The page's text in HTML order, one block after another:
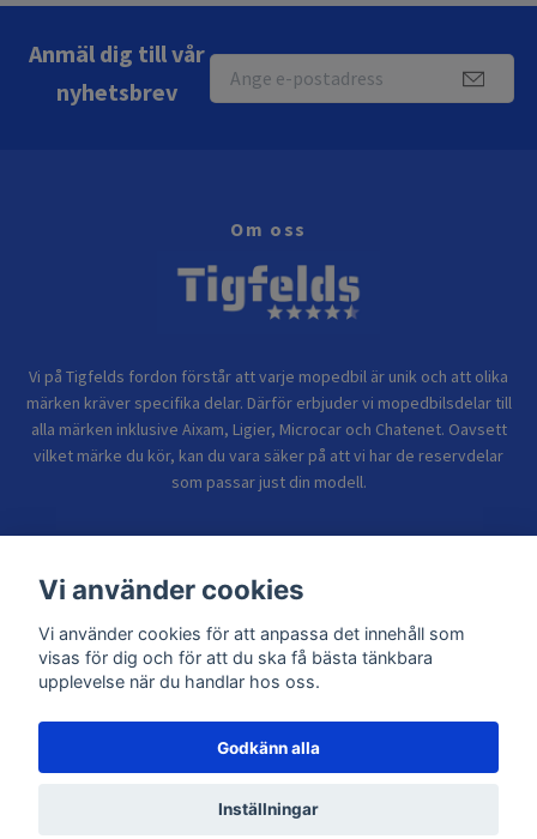
Anmäl dig till vår
nyhetsbrev
Om oss
Vi på Tigfelds fordon förstår att varje mopedbil är unik och att olika
märken kräver specifika delar. Därför erbjuder vi mopedbilsdelar till
alla märken inklusive Aixam, Ligier, Microcar och Chatenet. Oavsett
vilket märke du kör, kan du vara säker på att vi har de reservdelar
som passar just din modell.
Sidor
© 2026 TIGFELDS FORDON
Vi använder cookies
Vi använder cookies för att anpassa det innehåll som
visas för dig och för att du ska få bästa tänkbara
upplevelse när du handlar hos oss.
Godkänn alla
Inställningar